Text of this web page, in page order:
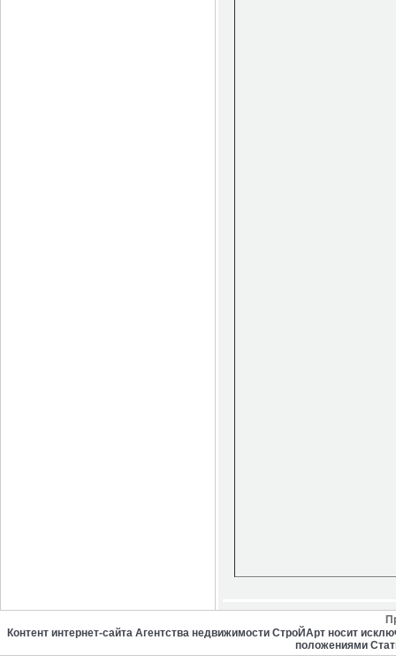
Контент интернет-сайта Агентства недвижимости СтроЙАрт носит
положениями